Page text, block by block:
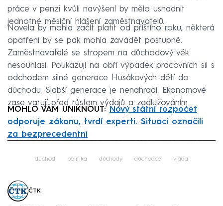
práce v penzi kvůli navýšení by mělo usnadnit
jednotné měsíční hlášení zaměstnavatelů.
Novela by mohla začít platit od příštího roku, některá
opatření by se pak mohla zavádět postupně.
Zaměstnavatelé se stropem na důchodový věk
nesouhlasí. Poukazují na obří výpadek pracovních sil s
odchodem silné generace Husákových dětí do
důchodu. Slabší generace je nenahradí. Ekonomové
zase varují před růstem výdajů a zadlužováním.
MOHLO VÁM UNIKNOUT: Nový státní rozpočet
odporuje zákonu, tvrdí experti. Situaci označili
za bezprecedentní
důchod politika důchody důchodce vláda
ČTK